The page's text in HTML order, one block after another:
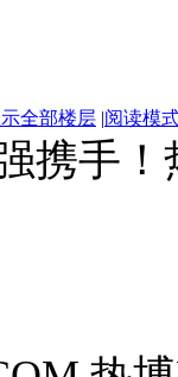
全部楼层 |阅读模
携手